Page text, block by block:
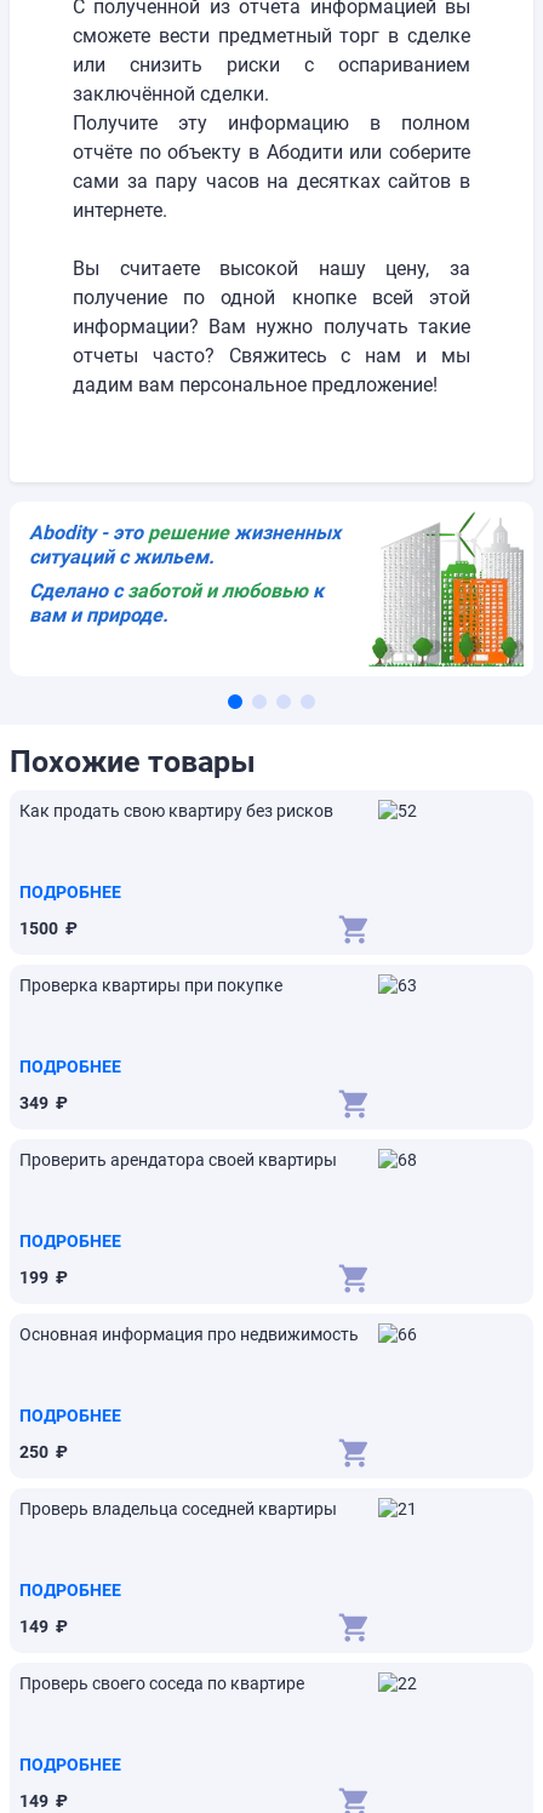
С полученной из отчета информацией вы
сможете вести предметный торг в сделке
или снизить риски с оспариванием
заключённой сделки.
Получите эту информацию в полном
отчёте по объекту в Абодити или соберите
сами за пару часов на десятках сайтов в
интернете.
Вы считаете высокой нашу цену, за
получение по одной кнопке всей этой
информации? Вам нужно получать такие
отчеты часто? Свяжитесь с нам и мы
дадим вам персональное предложение!
Abodity - это решениe жизненных
ситуаций с жильем.
Сделано с заботой и любовью к
вам и природе.
Похожие товары
Как продать свою квартиру без рисков
ПОДРОБНЕЕ
1500 ₽
Проверка квартиры при покупке
ПОДРОБНЕЕ
349 ₽
Проверить арендатора своей квартиры
ПОДРОБНЕЕ
199 ₽
Основная информация про недвижимость
ПОДРОБНЕЕ
250 ₽
Проверь владельца соседней квартиры
ПОДРОБНЕЕ
149 ₽
Проверь своего соседа по квартире
ПОДРОБНЕЕ
149 ₽